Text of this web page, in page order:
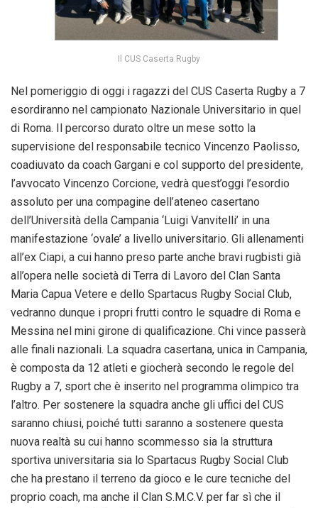
Il CUS Caserta Rugby
Nel pomeriggio di oggi i ragazzi del CUS Caserta Rugby a 7
esordiranno nel campionato Nazionale Universitario in quel
di Roma. Il percorso durato oltre un mese sotto la
supervisione del responsabile tecnico Vincenzo Paolisso,
coadiuvato da coach Gargani e col supporto del presidente,
l’avvocato Vincenzo Corcione, vedrà quest’oggi l’esordio
assoluto per una compagine dell’ateneo casertano
dell’Università della Campania ‘Luigi Vanvitelli’ in una
manifestazione ‘ovale’ a livello universitario. Gli allenamenti
all’ex Ciapi, a cui hanno preso parte anche bravi rugbisti già
all’opera nelle società di Terra di Lavoro del Clan Santa
Maria Capua Vetere e dello Spartacus Rugby Social Club,
vedranno dunque i propri frutti contro le squadre di Roma e
Messina nel mini girone di qualificazione. Chi vince passerà
alle finali nazionali. La squadra casertana, unica in Campania,
è composta da 12 atleti e giocherà secondo le regole del
Rugby a 7, sport che è inserito nel programma olimpico tra
l’altro. Per sostenere la squadra anche gli uffici del CUS
saranno chiusi, poiché tutti saranno a sostenere questa
nuova realtà su cui hanno scommesso sia la struttura
sportiva universitaria sia lo Spartacus Rugby Social Club
che ha prestano il terreno da gioco e le cure tecniche del
proprio coach, ma anche il Clan S.M.C.V. per far sì che il